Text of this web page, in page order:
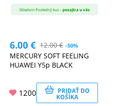
Skladom Posledný kus -pozajtra u vás
6.00€ 12.00€ -50%
MERCURY SOFT FEELING
HUAWEI Y5p BLACK
1200 PRIDAŤ DO
KOŠÍKA